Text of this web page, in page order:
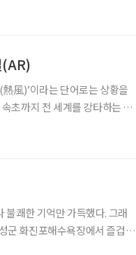
(AR)
초까지 전 세계를 강타하는 지
불쾌한 기억만 가득했다. 그래